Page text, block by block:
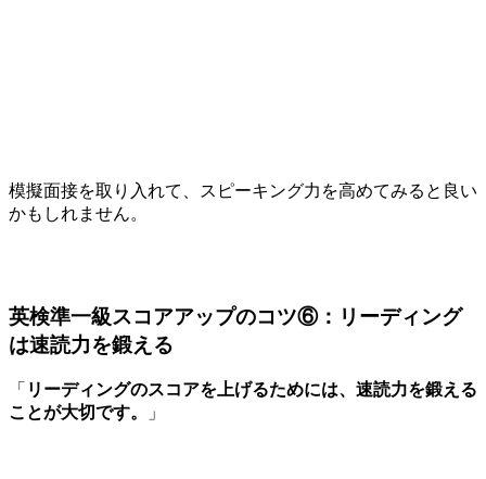
模擬面接を取り入れて、スピーキング力を高めてみると良い
かもしれません。
英検準一級スコアアップのコツ⑥：リーディング
は速読力を鍛える
「 リーディングのスコアを上げるためには、速読力を鍛える
ことが大切です。
」